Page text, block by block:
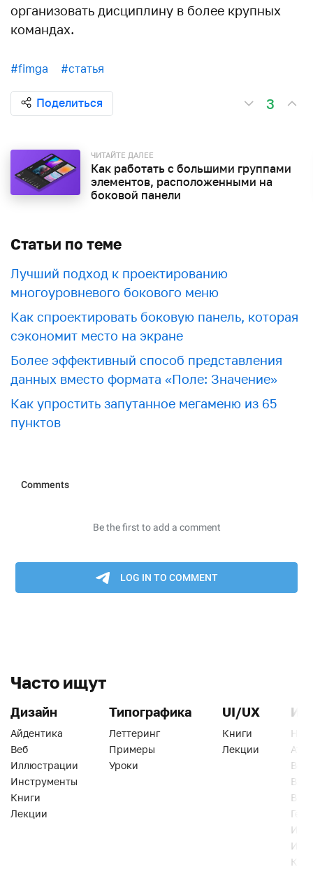
организовать дисциплину в более крупных
командах.
#fimga #статья
Поделиться 3
ЧИТАЙТЕ ДАЛЕЕ
Как работать с большими группами
элементов, расположенными на
боковой панели
Статьи по теме
Лучший подход к проектированию
многоуровневого бокового меню
Как спроектировать боковую панель, которая
сэкономит место на экране
Более эффективный способ представления
данных вместо формата «Поле: Значение»
Как упростить запутанное мегаменю из 65
пунктов
Часто ищут
Дизайн
Айдентика
Веб
Иллюстрации
Инструменты
Книги
Лекции
Типографика
Леттеринг
Примеры
Уроки
UI/UX
Книги
Лекции
Веб